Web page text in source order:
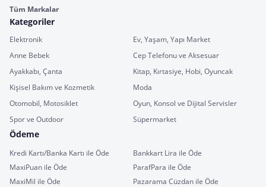
Tüm Markalar
Kategoriler
Elektronik
Ev, Yaşam, Yapı Market
Anne Bebek
Cep Telefonu ve Aksesuar
Ayakkabı, Çanta
Kitap, Kırtasiye, Hobi, Oyuncak
Kişisel Bakım ve Kozmetik
Moda
Otomobil, Motosiklet
Oyun, Konsol ve Dijital Servisler
Spor ve Outdoor
Süpermarket
Ödeme
Kredi Kartı/Banka Kartı ile Öde
Bankkart Lira ile Öde
MaxiPuan ile Öde
ParafPara ile Öde
MaxiMil ile Öde
Pazarama Cüzdan ile Öde